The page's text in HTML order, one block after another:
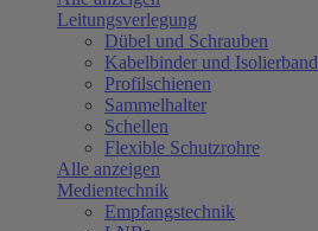
Leitungsverlegung
Dübel und Schrauben
Kabelbinder und Isolierband
Profilschienen
Sammelhalter
Schellen
Flexible Schutzrohre
Alle anzeigen
Medientechnik
Empfangstechnik